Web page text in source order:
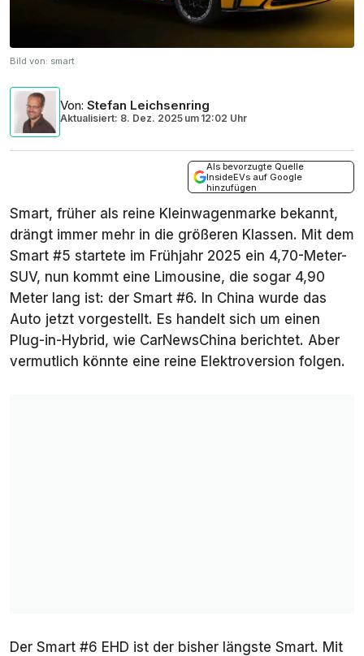
Bild von: smart
Von: Stefan Leichsenring
Aktualisiert: 8. Dez. 2025 um 12:02 Uhr
Als bevorzugte Quelle
InsideEVs auf Google
hinzufügen
Smart, früher als reine Kleinwagenmarke bekannt,
drängt immer mehr in die größeren Klassen. Mit dem
Smart #5 startete im Frühjahr 2025 ein 4,70-Meter-
SUV, nun kommt eine Limousine, die sogar 4,90
Meter lang ist: der Smart #6. In China wurde das
Auto jetzt vorgestellt. Es handelt sich um einen
Plug-in-Hybrid, wie CarNewsChina berichtet. Aber
vermutlich könnte eine reine Elektroversion folgen.
Der Smart #6 EHD ist der bisher längste Smart. Mit